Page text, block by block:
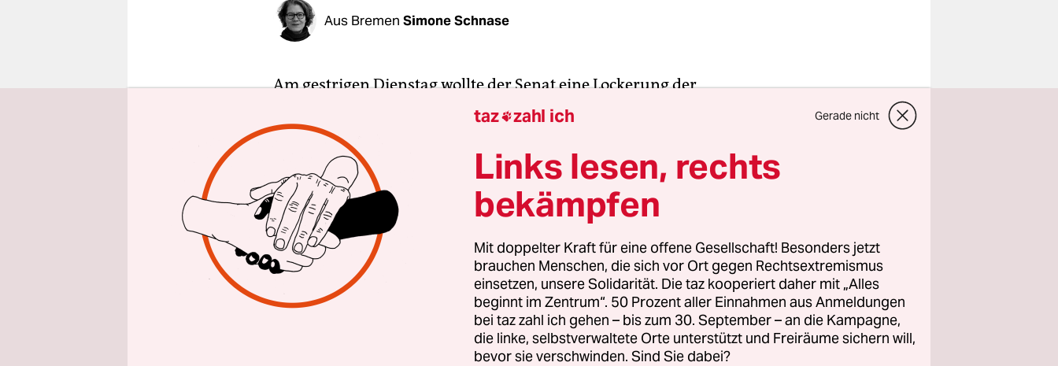
Aus Bremen Simone Schnase
Am gestrigen Dienstag wollte der Senat eine Lockerung der
in Alten- und Behindertenpflegeeinrichtungen
verkünden, in Kraft treten sollte sie bereits heute. Das jedenfalls
berichteten sowohl der
Weser-Kurier als auch „
“ am
Wochenende. Die Lockerungen kommen aber nicht. Zumindest noch
nicht.
„Aus Sicht der Senatorin wäre eine Entscheidung im Senat schon heute
auch wünschenswert gewesen“, sagte dazu auf Nachfrage am gestrigen
Dienstag Bernd Schneider, Sprecher von Sozialsenatorin Anja
Stahmann (Grüne). „Die von den Trägern gewünschte engere
Einbindung für die Frage der operativen Umsetzung soll nun aber
taz zahl ich Gerade nicht
Links lesen, rechts
bekämpfen
Mit doppelter Kraft für eine offene Gesellschaft! Besonders jetzt
brauchen Menschen, die sich vor Ort gegen Rechtsextremismus
einsetzen, unsere Solidarität. Die taz kooperiert daher mit „Alles
beginnt im Zentrum“. 50 Prozent aller Einnahmen aus Anmeldungen
bei taz zahl ich gehen – bis zum 30. September – an die Kampagne,
die linke, selbstverwaltete Orte unterstützt und Freiräume sichern will,
bevor sie verschwinden. Sind Sie dabei?